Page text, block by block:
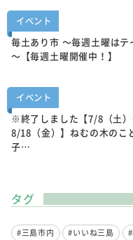
イベント
毎土あり市 ～毎週土曜はテ
～【毎週土曜開催中！】
イベント
※終了しました【7/8（土
8/18（金）】ねむの木のこ
子…
タグ
#三島市内 #いいね三島